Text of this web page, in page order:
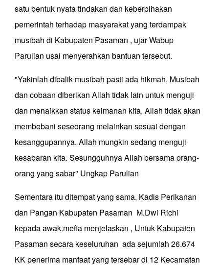
satu bentuk nyata tindakan dan keberpihakan
pemerintah terhadap masyarakat yang terdampak
musibah di Kabupaten Pasaman , ujar Wabup
Parulian usai menyerahkan bantuan tersebut.
"Yakinlah dibalik musibah pasti ada hikmah. Musibah
dan cobaan diberikan Allah tidak lain untuk menguji
dan menaikkan status keimanan kita, Allah tidak akan
membebani seseorang melainkan sesuai dengan
kesanggupannya. Allah mungkin sedang menguji
kesabaran kita. Sesungguhnya Allah bersama orang-
orang yang sabar" Ungkap Parulian
Sementara itu ditempat yang sama, Kadis Perikanan
dan Pangan Kabupaten Pasaman M.Dwi Richi
kepada awak.mefia menjelaskan , Untuk Kabupaten
Pasaman secara keseluruhan ada sejumlah 26.674
KK penerima manfaat yang tersebar di 12 Kecamatan